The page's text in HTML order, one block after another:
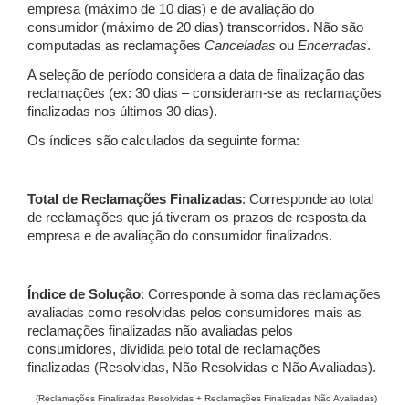
empresa (máximo de 10 dias) e de avaliação do
consumidor (máximo de 20 dias) transcorridos. Não são
computadas as reclamações Canceladas ou Encerradas.
A seleção de período considera a data de finalização das
reclamações (ex: 30 dias – consideram-se as reclamações
finalizadas nos últimos 30 dias).
Os índices são calculados da seguinte forma:
Total de Reclamações Finalizadas: Corresponde ao total
de reclamações que já tiveram os prazos de resposta da
empresa e de avaliação do consumidor finalizados.
Índice de Solução: Corresponde à soma das reclamações
avaliadas como resolvidas pelos consumidores mais as
reclamações finalizadas não avaliadas pelos
consumidores, dividida pelo total de reclamações
finalizadas (Resolvidas, Não Resolvidas e Não Avaliadas).
(Reclamações Finalizadas Resolvidas + Reclamações Finalizadas Não Avaliadas)